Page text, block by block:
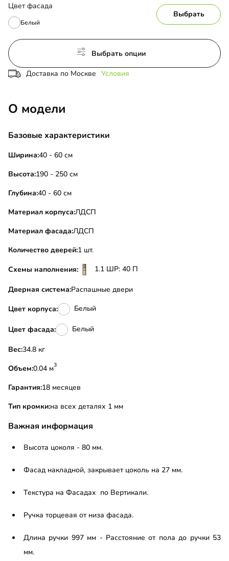
Цвет фасада
Белый
Выбрать
Выбрать опции
Доставка по Москве Условия
О модели
Базовые характеристики
Ширина:40 - 60 см
Высота:190 - 250 см
Глубина:40 - 60 см
Материал корпуса:ЛДСП
Материал фасада:ЛДСП
Количество дверей:1 шт.
Схемы наполнения: 1.1 ШР: 40 П
Дверная система:Распашные двери
Цвет корпуса: Белый
Цвет фасада: Белый
Вес:
34.8 кг
Объем:
0.04 м3
Гарантия:18 месяцев
Тип кромки:на всех деталях 1 мм
Важная информация
Высота цоколя - 80 мм.
Фасад накладной, закрывает цоколь на 27 мм.
Текстура на Фасадах по Вертикали.
Ручка торцевая от низа фасада.
Длина ручки 997 мм - Расстояние от пола до ручки 53
мм.